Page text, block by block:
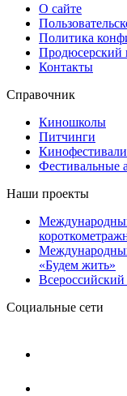
О сайте
Политика
Продюсерский
Контакты
Справочник
Киношколы
Питчинги
Фестивальные
Наши проекты
«Будем жить»
Социальные сети